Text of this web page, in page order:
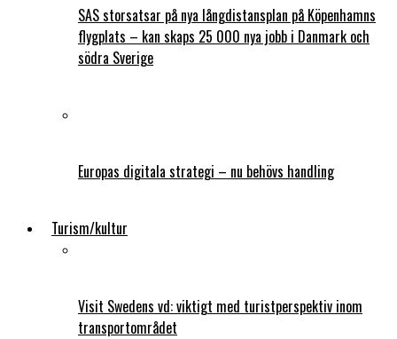
SAS storsatsar på nya långdistansplan på Köpenhamns
flygplats – kan skaps 25 000 nya jobb i Danmark och
södra Sverige
Europas digitala strategi – nu behövs handling
Turism/kultur
Visit Swedens vd: viktigt med turistperspektiv inom
transportområdet